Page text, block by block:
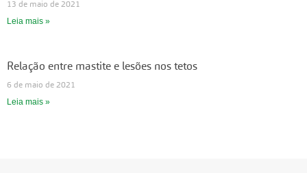
13 de maio de 2021
Leia mais »
Relação entre mastite e lesões nos tetos
6 de maio de 2021
Leia mais »